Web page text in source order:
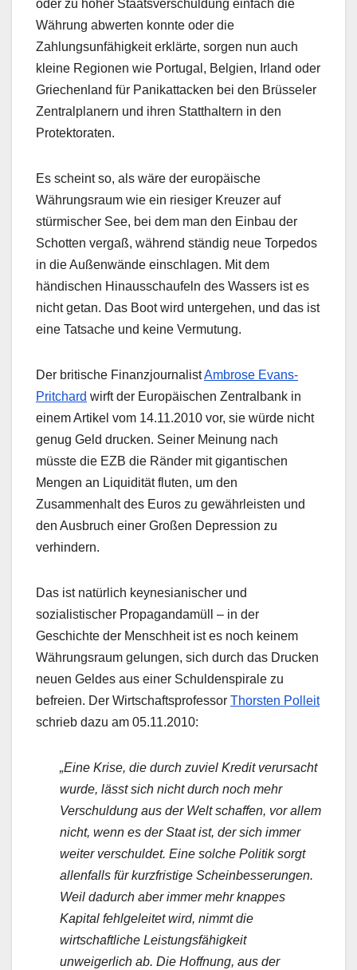
oder zu hoher Staatsverschuldung einfach die
Währung abwerten konnte oder die
Zahlungsunfähigkeit erklärte, sorgen nun auch
kleine Regionen wie Portugal, Belgien, Irland oder
Griechenland für Panikattacken bei den Brüsseler
Zentralplanern und ihren Statthaltern in den
Protektoraten.
Es scheint so, als wäre der europäische
Währungsraum wie ein riesiger Kreuzer auf
stürmischer See, bei dem man den Einbau der
Schotten vergaß, während ständig neue Torpedos
in die Außenwände einschlagen. Mit dem
händischen Hinausschaufeln des Wassers ist es
nicht getan. Das Boot wird untergehen, und das ist
eine Tatsache und keine Vermutung.
Der britische FinanzjournalistAmbrose Evans-
Pritchard wirft der Europäischen Zentralbank in
einem Artikel vom 14.11.2010 vor, sie würde nicht
genug Geld drucken. Seiner Meinung nach
müsste die EZB die Ränder mit gigantischen
Mengen an Liquidität fluten, um den
Zusammenhalt des Euros zu gewährleisten und
den Ausbruch einer Großen Depression zu
verhindern.
Das ist natürlich keynesianischer und
sozialistischer Propagandamüll – in der
Geschichte der Menschheit ist es noch keinem
Währungsraum gelungen, sich durch das Drucken
neuen Geldes aus einer Schuldenspirale zu
befreien. Der Wirtschaftsprofessor Thorsten Polleit
schrieb dazu am 05.11.2010:
„Eine Krise, die durch zuviel Kredit verursacht
wurde, lässt sich nicht durch noch mehr
Verschuldung aus der Welt schaffen, vor allem
nicht, wenn es der Staat ist, der sich immer
weiter verschuldet. Eine solche Politik sorgt
allenfalls für kurzfristige Scheinbesserungen.
Weil dadurch aber immer mehr knappes
Kapital fehlgeleitet wird, nimmt die
wirtschaftliche Leistungsfähigkeit
unweigerlich ab. Die Hoffnung, aus der